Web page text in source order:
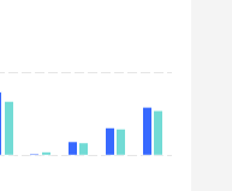
Data ranges from -